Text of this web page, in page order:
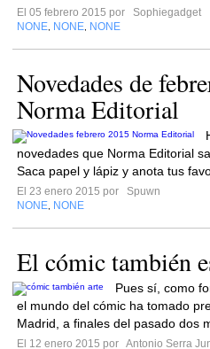
El 05 febrero 2015 por
Sophiegadget
NONE NONE NONE
Novedades de
Norma Editorial
novedades que Norma Editorial
Saca papel y lápiz y anota tus
El 23 enero 2015 por
Spuwn
NONE NONE
El cómic también
Pues sí, como
el mundo del cómic ha tomado
Madrid, a finales del pasado dos
El 12 enero 2015 por Antonio Serra